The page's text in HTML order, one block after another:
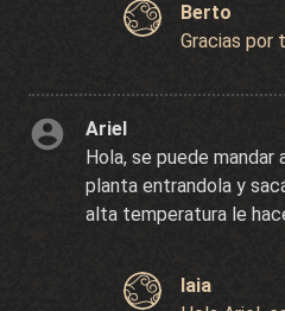
Berto
Gracias por
Ariel
Hola, se puede mandar
planta entrandola y
alta temperatura le
laia